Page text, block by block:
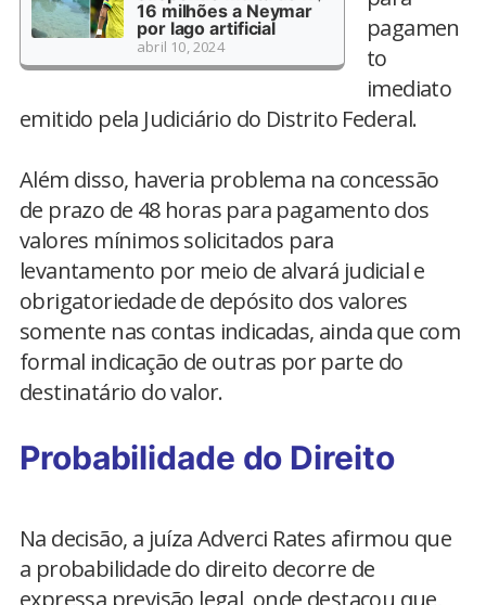
16 milhões a Neymar
por lago artificial
abril 10, 2024
pagamen
to
imediato
emitido pela Judiciário do Distrito Federal.
Além disso, haveria problema na concessão
de prazo de 48 horas para pagamento dos
valores mínimos solicitados para
levantamento por meio de alvará judicial e
obrigatoriedade de depósito dos valores
somente nas contas indicadas, ainda que com
formal indicação de outras por parte do
destinatário do valor.
Probabilidade do Direito
Na decisão, a juíza Adverci Rates afirmou que
a probabilidade do direito decorre de